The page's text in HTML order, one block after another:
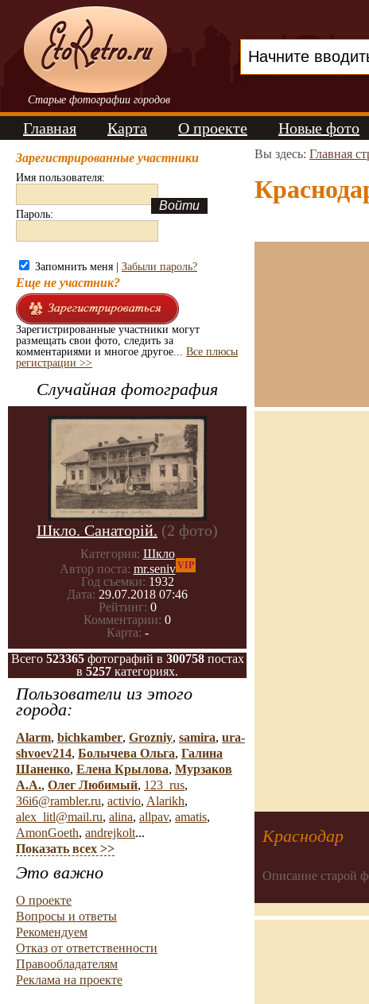
Старые фотографии городов
Главная Карта О проекте Новые фото
Зарегистрированные участники
Имя пользователя:
Пароль:
Запомнить меня | Забыли пароль?
Еще не участник?
Зарегистрированные участники могут
размещать свои фото, следить за
комментариями и многое другое... Все плюсы
регистрации >>
Случайная фотография
Шкло. Санаторій. (2 фото)
Категория: Шкло
Автор поста: mr.senivVIP
Год съемки: 1932
Дата: 29.07.2018 07:46
Рейтинг: 0
Комментарии: 0
Карта: -
Всего 523365фотографий в 300758постах
в 5257 категориях.
Пользователи из этого
города:
Alarm, bichkamber, Grozniy, samira, ura-
shvoev214, Болычева Ольга, Галина
Шаненко, Елена Крылова, Мурзаков
А.А., Олег Любимый, 123_rus,
36i6@rambler.ru, activio, Alarikh,
alex_litl@mail.ru, alina, allpav, amatis,
AmonGoeth, andrejkolt...
Показать всех >>
Это важно
О проекте
Вопросы и ответы
Рекомендуем
Отказ от ответственности
Правообладателям
Реклама на проекте
Вы здесь: Главная
Краснодар
Описание старой